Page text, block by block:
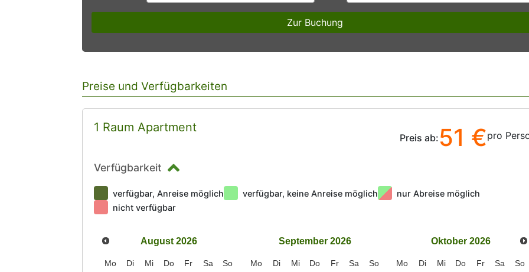
Zur Buchung
Preise und Verfügbarkeiten
1 Raum Apartment
Preis ab: 51 €pro
Verfügbarkeit
verfügbar, Anreise möglich verfügbar, keine Anreise möglich
nur Abreise möglich
nicht verfügbar
August 2026
Mo Di Mi Do Fr Sa So
September 2026
Mo Di Mi Do Fr Sa So
Oktober 2026
Mo Di Mi Do Fr Sa So